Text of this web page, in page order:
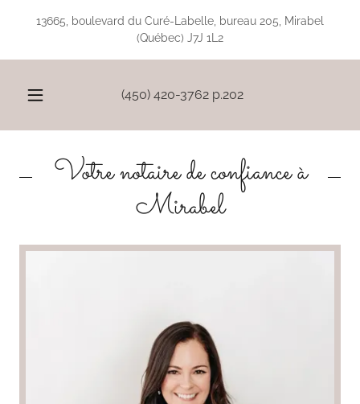
13665, boulevard du Curé-Labelle, bureau 205, Mirabel
(Québec) J7J 1L2
(450) 420-3762p.202
Votre notaire de confiance à
Mirabel